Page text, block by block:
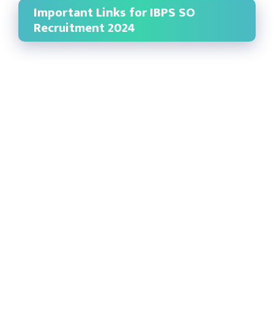
Important Links for IBPS SO
Recruitment 2024